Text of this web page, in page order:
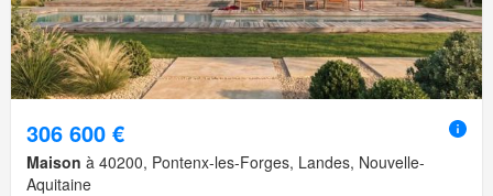
306 600 €
Maison à 40200, Pontenx-les-Forges, Landes, Nouvelle-
Aquitaine